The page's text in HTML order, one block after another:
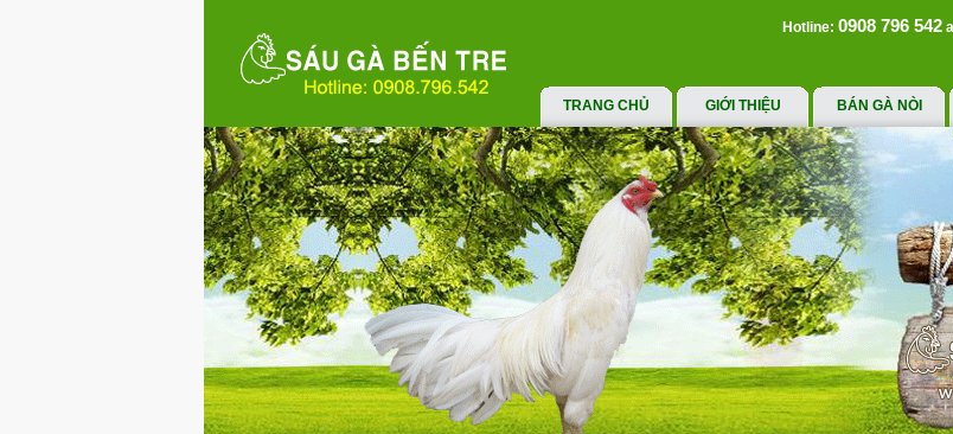
Hotline: 0908 796 542
TRANG CHỦ GIỚI THIỆU BÁN GÀ NÒI